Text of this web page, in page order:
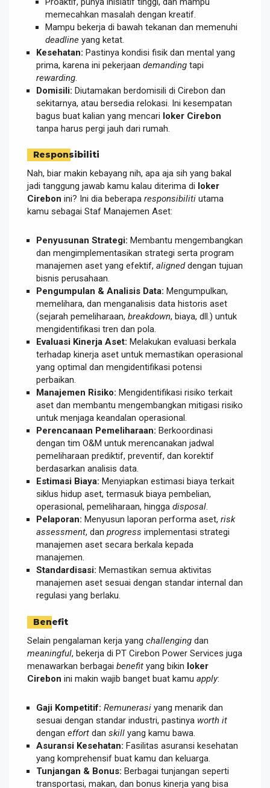
memecahkan masalah dengan kreatif.
Mampu bekerja di bawah tekanan dan memenuhi
deadline yang ketat.
Kesehatan: Pastinya kondisi fisik dan mental yang
prima, karena ini pekerjaan demanding tapi
rewarding
Domisili: Diutamakan berdomisili di Cirebon dan
sekitarnya, atau bersedia relokasi. Ini kesempatan
bagus buat kalian yang mencari loker Cirebon
tanpa harus pergi jauh dari rumah.
Responsibiliti
Nah, biar makin kebayang nih, apa aja sih yang bakal
jadi tanggung jawab kamu kalau diterima di loker
Cirebon ini? Ini dia beberapa responsibiliti utama
kamu sebagai Staf Manajemen Aset:
Penyusunan Strategi: Membantu mengembangkan
dan mengimplementasikan strategi serta program
manajemen aset yang efektif, aligneddengan tujuan
bisnis perusahaan.
Pengumpulan & Analisis Data: Mengumpulkan,
memelihara, dan menganalisis data historis aset
(sejarah pemeliharaan, breakdown, biaya, dll.) untuk
mengidentifikasi tren dan pola.
Evaluasi Kinerja Aset: Melakukan evaluasi berkala
terhadap kinerja aset untuk memastikan operasional
yang optimal dan mengidentifikasi potensi
perbaikan.
Manajemen Risiko: Mengidentifikasi risiko terkait
aset dan membantu mengembangkan mitigasi risiko
untuk menjaga keandalan operasional.
Perencanaan Pemeliharaan: Berkoordinasi
dengan tim O&M untuk merencanakan jadwal
pemeliharaan prediktif, preventif, dan korektif
berdasarkan analisis data.
Estimasi Biaya: Menyiapkan estimasi biaya terkait
siklus hidup aset, termasuk biaya pembelian,
operasional, pemeliharaan, hingga disposal.
Pelaporan: Menyusun laporan performa aset, risk
assessment, dan progress implementasi strategi
manajemen aset secara berkala kepada
manajemen.
Standardisasi: Memastikan semua aktivitas
manajemen aset sesuai dengan standar internal dan
regulasi yang berlaku.
Benefit
Selain pengalaman kerja yang challenging dan
meaningful, bekerja di PT Cirebon Power Services juga
menawarkan berbagai benefit yang bikin loker
Cirebon ini makin wajib banget buat kamu apply:
Gaji Kompetitif: Remunerasi yang menarik dan
sesuai dengan standar industri, pastinya worth it
dengan effort dan skill yang kamu bawa.
Asuransi Kesehatan: Fasilitas asuransi kesehatan
yang komprehensif buat kamu dan keluarga.
Tunjangan & Bonus: Berbagai tunjangan seperti
transportasi, makan, dan bonus kinerja yang bisa